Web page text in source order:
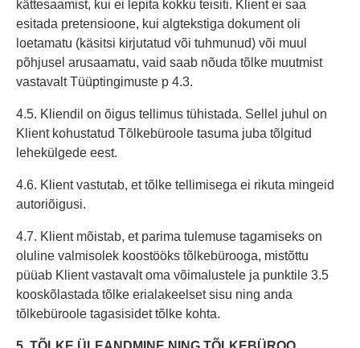
kättesaamist, kui ei lepita kokku teisiti. Klient ei saa
esitada pretensioone, kui algtekstiga dokument oli
loetamatu (käsitsi kirjutatud või tuhmunud) või muul
põhjusel arusaamatu, vaid saab nõuda tõlke muutmist
vastavalt Tüüptingimuste p 4.3.
4.5. Kliendil on õigus tellimus tühistada. Sellel juhul on
Klient kohustatud Tõlkebüroole tasuma juba tõlgitud
lehekülgede eest.
4.6. Klient vastutab, et tõlke tellimisega ei rikuta mingeid
autoriõigusi.
4.7. Klient mõistab, et parima tulemuse tagamiseks on
oluline valmisolek koostööks tõlkebürooga, mistõttu
püüab Klient vastavalt oma võimalustele ja punktile 3.5
kooskõlastada tõlke erialakeelset sisu ning anda
tõlkebüroole tagasisidet tõlke kohta.